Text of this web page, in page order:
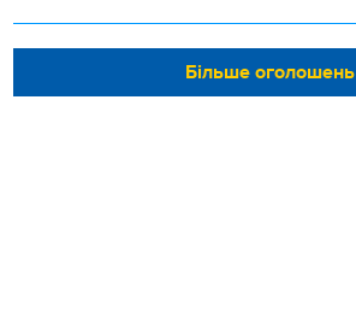
Більше оголошень